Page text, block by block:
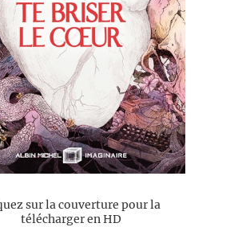
sur la couverture pour la
télécharger en HD